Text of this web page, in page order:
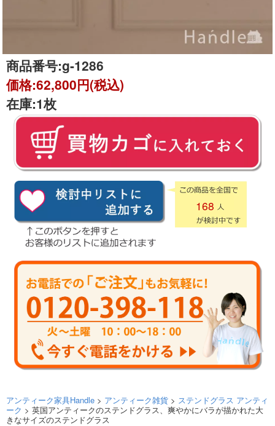
商品番号:g-1286
価格:62,800円(税込)
在庫:1枚
168
アンティーク家具Handle > アンティーク雑貨 > ステンドグラス アンティ
ーク > 英国アンティークのステンドグラス、爽やかにバラが描かれた大
きなサイズのステンドグラス